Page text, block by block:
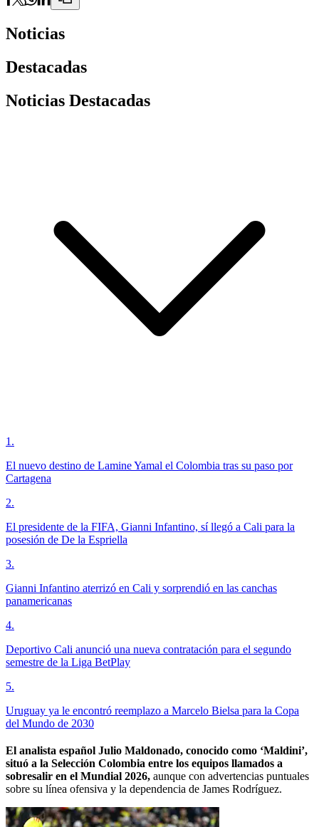
Noticias
Destacadas
Noticias Destacadas
1 .
El nuevo destino de Lamine Yamal el Colombia tras su paso por
Cartagena
2.
El presidente de la FIFA, Gianni Infantino, sí llegó a Cali para la
posesión de De la Espriella
3.
Gianni Infantino aterrizó en Cali y sorprendió en las canchas
panamericanas
4.
Deportivo Cali anunció una nueva contratación para el segundo
semestre de la Liga BetPlay
5.
Uruguay ya le encontró reemplazo a Marcelo Bielsa para la Copa
del Mundo de 2030
El analista español Julio Maldonado, conocido como ‘Maldini’,
situó a la Selección Colombia entre los equipos llamados a
sobresalir en el Mundial 2026, aunque con advertencias puntuales
sobre su línea ofensiva y la dependencia de James Rodríguez.